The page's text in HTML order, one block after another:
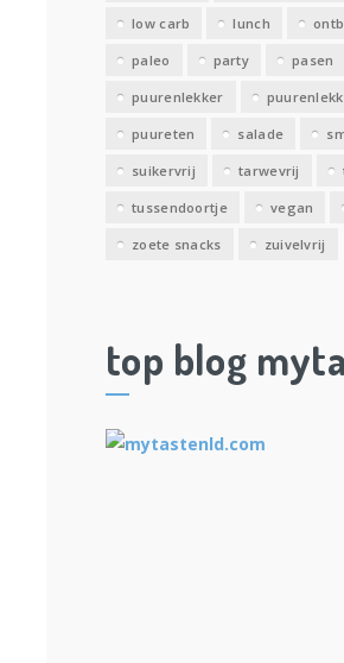
low carb lunch
paleo party pasen
puurenlekker
puureten salade
suikervrij tarwevrij
tussendoortje vegan
zoete snacks zuivelvrij
top blog